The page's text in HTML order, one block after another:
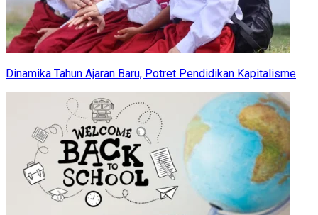
Dinamika Tahun Ajaran Baru, Potret Pendidikan Kapitalisme